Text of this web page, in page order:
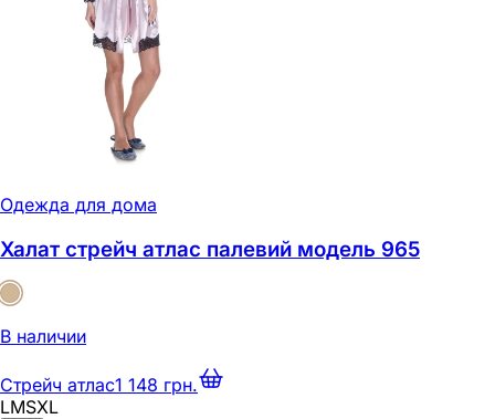
Одежда для дома
Халат стрейч атлас палевий модель 965
В наличии
Стрейч атлас1 148 грн.
LMSXL